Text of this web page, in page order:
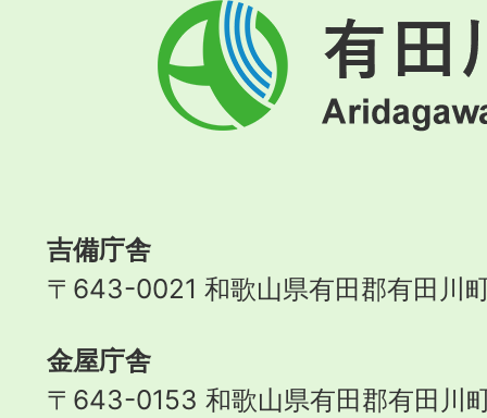
有
田
川
町
吉備庁舎
〒643-0021 和歌山県有田郡有田川
金屋庁舎
〒643-0153 和歌山県有田郡有田川